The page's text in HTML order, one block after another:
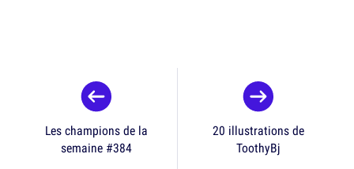
Les champions de la
semaine #384
20 illustrations de
ToothyBj